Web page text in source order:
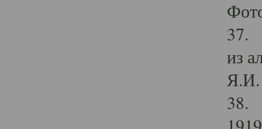
37.
из
Я.И.
38.